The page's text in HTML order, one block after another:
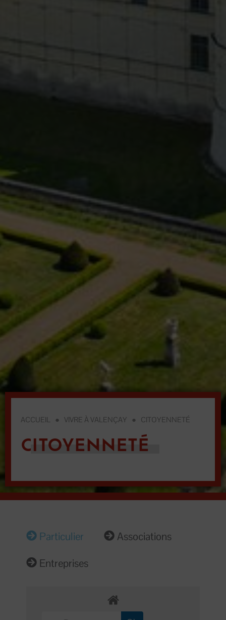
ACCUEIL ● VIVRE À VALENÇAY ● CITOYENNETÉ
CITOYENNETÉ
Particulier
Associations
Entreprises